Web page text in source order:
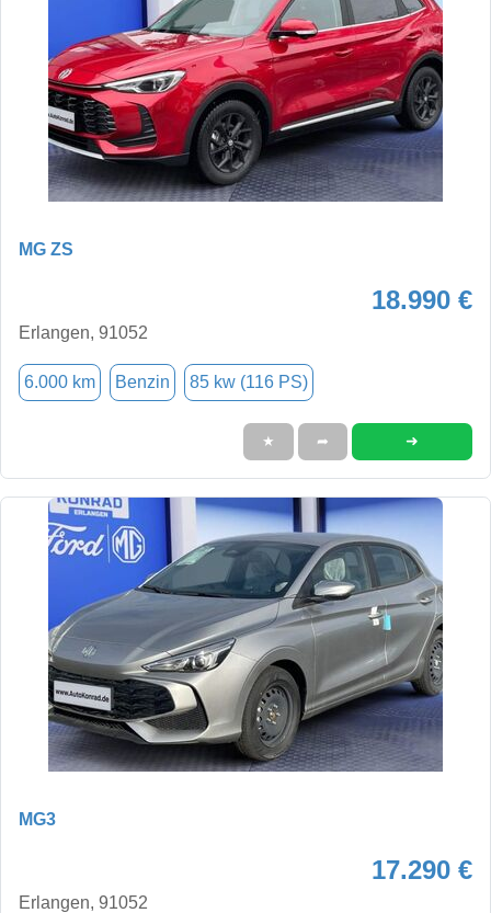
MG ZS
18.990 €
Erlangen, 91052
6.000 km Benzin 85 kw (116 PS)
★ ➦ ➜
MG3
17.290 €
Erlangen, 91052